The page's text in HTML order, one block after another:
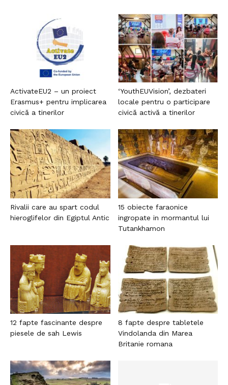
ActivateEU2 – un proiect
Erasmus+ pentru implicarea
civică a tinerilor
‘YouthEUVision’, dezbateri
locale pentru o participare
civică activă a tinerilor
Rivalii care au spart codul
hieroglifelor din Egiptul Antic
15 obiecte faraonice
ingropate in mormantul lui
Tutankhamon
12 fapte fascinante despre
piesele de sah Lewis
8 fapte despre tabletele
Vindolanda din Marea
Britanie romana